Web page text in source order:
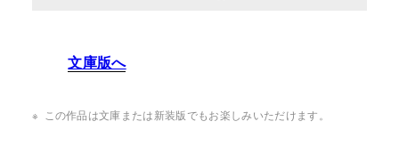
ISBN： 9784344016224
文庫版へ
この作品は文庫または新装版でもお楽しみいただけます。